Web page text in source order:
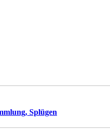
Splügen